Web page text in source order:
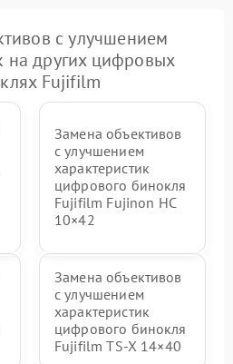
с улучшением
на других цифровых
Fujifilm
Замена объективов
с улучшением
характеристик
цифрового бинокля
Fujifilm Fujinon HC
10×42
Замена объективов
с улучшением
характеристик
цифрового бинокля
Fujifilm TS‑X 14×40